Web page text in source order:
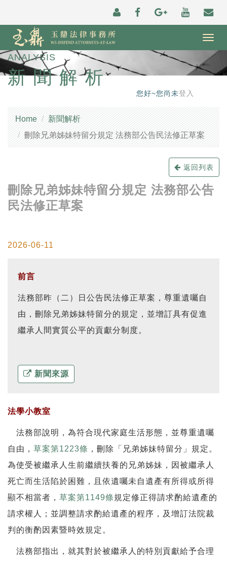
ANALYSIS
新聞解析
您好~您尚未登入
Home
新聞解析
刪除兄弟姊妹特留分規定 法務部公告民法修正草案
返回列表
刪除兄弟姊妹特留分規定 法務部公告
民法修正草案
2026-06-11
前言
法務部昨（二）日公告民法修正草案，尊重遺囑自
由，刪除兄弟姊妹特留分的規定，並增訂具有促進
繼承人間實質公平的貢獻分制度。
新聞來源
法學小教室
法務部說明，為符合現代家庭生活形態，並尊重遺囑
自由， 草案第1223條 ，刪除「兄弟姊妹特留分」規定。
為使受被繼承人生前繼續扶養的兄弟姊妹，因被繼承人
死亡而生活陷於困難，且依遺囑未自遺產有所得或所得
顯不相當者， 草案第1149條規定修正得請求酌給遺產的
請求權人；並調整請求酌給遺產的程序，及增訂法院裁
判的衡酌因素暨時效規定。
法務部指出，就其對於被繼承人的特別貢獻給予合理